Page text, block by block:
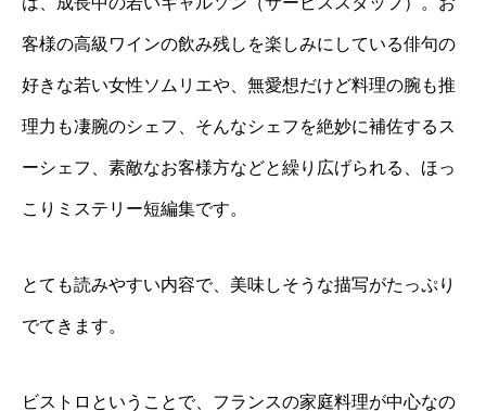
客様の高級ワインの飲み残しを楽しみにしている俳句の
好きな若い女性ソムリエや、無愛想だけど料理の腕も推
理力も凄腕のシェフ、そんなシェフを絶妙に補佐するス
ーシェフ、素敵なお客様方などと繰り広げられる、ほっ
こりミステリー短編集です。
とても読みやすい内容で、美味しそうな描写がたっぷり
でてきます。
ビストロということで、フランスの家庭料理が中心なの